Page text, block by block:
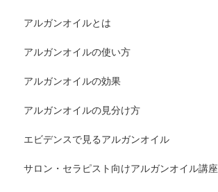
チ、
なめ
アルガンオイルとは
アルガンオイルの使い方
アルガンオイルの効果
アルガンオイルの見分け方
エビデンスで見るアルガンオイル
サロン・セラピスト向けアルガンオイル講座